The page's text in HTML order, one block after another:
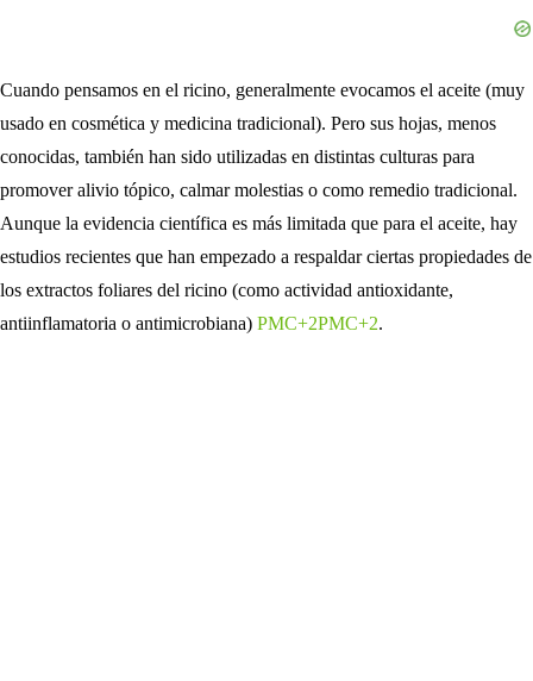
Cuando pensamos en el ricino, generalmente evocamos el aceite (muy
usado en cosmética y medicina tradicional). Pero sus hojas, menos
conocidas, también han sido utilizadas en distintas culturas para
promover alivio tópico, calmar molestias o como remedio tradicional.
Aunque la evidencia científica es más limitada que para el aceite, hay
estudios recientes que han empezado a respaldar ciertas propiedades de
los extractos foliares del ricino (como actividad antioxidante,
antiinflamatoria o antimicrobiana) PMC+2PMC+2.